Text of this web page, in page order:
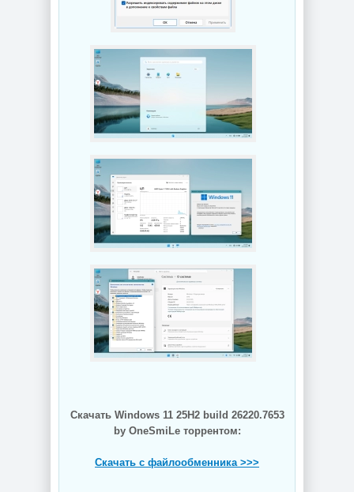
Скачать Windows 11 25H2 build 26220.7653
by OneSmiLe торрентом:
Скачать с файлообменника >>>